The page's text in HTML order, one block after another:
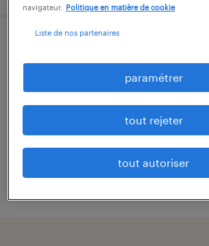
saint-gildas-des-bois, loire-
intérim
12,02 € par heure
navigateur.
Politique en matière de cookie
Liste de nos partenaires
paramétrer
tout rejeter
tout autoriser